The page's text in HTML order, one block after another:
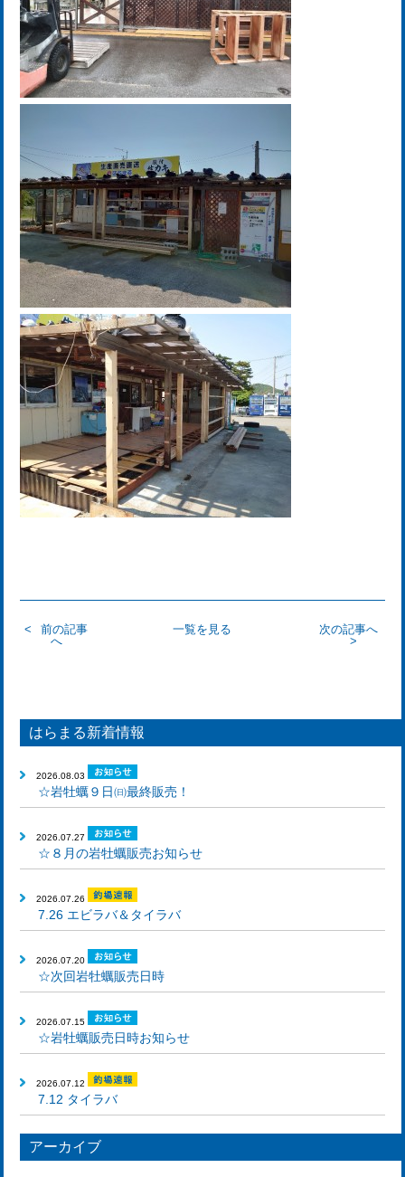
前の記事
へ
一覧を見る 次の記事へ
はらまる新着情報
2026.08.03
☆岩牡蠣９日㈰最終販売！
2026.07.27
☆８月の岩牡蠣販売お知らせ
2026.07.26
7.26 エビラバ＆タイラバ
2026.07.20
☆次回岩牡蠣販売日時
2026.07.15
☆岩牡蠣販売日時お知らせ
2026.07.12
7.12 タイラバ
アーカイブ